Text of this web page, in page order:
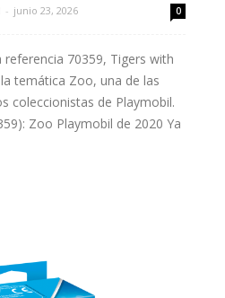
- junio 23, 2026 0
70359, Tigers with
temática Zoo, una de las
coleccionistas de Playmobil.
Zoo Playmobil de 2020 Ya